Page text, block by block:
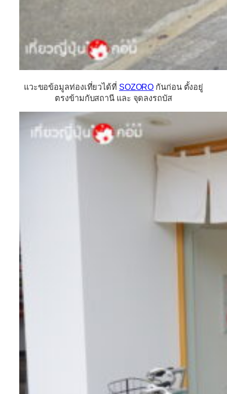
แวะขอข้อมูลท่องเที่ยวได้ที่ SOZORO กันก่อน ตั้งอยู่
ตรงข้ามกับสถานี และ จุดลงรถบัส